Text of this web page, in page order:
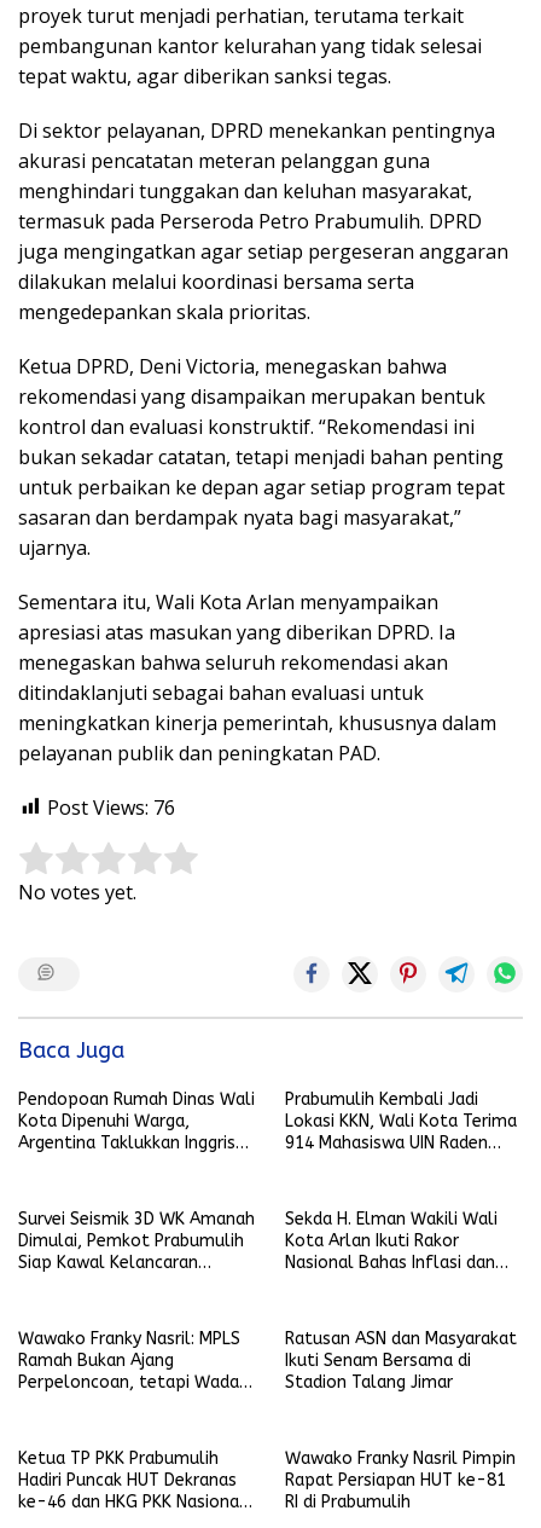
proyek turut menjadi perhatian, terutama terkait
pembangunan kantor kelurahan yang tidak selesai
tepat waktu, agar diberikan sanksi tegas.
Di sektor pelayanan, DPRD menekankan pentingnya
akurasi pencatatan meteran pelanggan guna
menghindari tunggakan dan keluhan masyarakat,
termasuk pada Perseroda Petro Prabumulih. DPRD
juga mengingatkan agar setiap pergeseran anggaran
dilakukan melalui koordinasi bersama serta
mengedepankan skala prioritas.
Ketua DPRD, Deni Victoria, menegaskan bahwa
rekomendasi yang disampaikan merupakan bentuk
kontrol dan evaluasi konstruktif. “Rekomendasi ini
bukan sekadar catatan, tetapi menjadi bahan penting
untuk perbaikan ke depan agar setiap program tepat
sasaran dan berdampak nyata bagi masyarakat,”
ujarnya.
Sementara itu, Wali Kota Arlan menyampaikan
apresiasi atas masukan yang diberikan DPRD. Ia
menegaskan bahwa seluruh rekomendasi akan
ditindaklanjuti sebagai bahan evaluasi untuk
meningkatkan kinerja pemerintah, khususnya dalam
pelayanan publik dan peningkatan PAD.
Post Views: 76
Rate this item:
No votes yet.
Baca Juga
Pendopoan Rumah Dinas Wali
Kota Dipenuhi Warga,
Argentina Taklukkan Inggris
Prabumulih Kembali Jadi
Lokasi KKN, Wali Kota Terima
914 Mahasiswa UIN Raden
Survei Seismik 3D WK Amanah
Dimulai, Pemkot Prabumulih
Siap Kawal Kelancaran
Sekda H. Elman Wakili Wali
Kota Arlan Ikuti Rakor
Nasional Bahas Inflasi dan
Wawako Franky Nasril: MPLS
Ramah Bukan Ajang
Perpeloncoan, tetapi Wadah
Ratusan ASN dan Masyarakat
Ikuti Senam Bersama di
Stadion Talang Jimar
Ketua TP PKK Prabumulih
Hadiri Puncak HUT Dekranas
ke-46 dan HKG PKK Nasional
Wawako Franky Nasril Pimpin
Rapat Persiapan HUT ke-81
RI di Prabumulih